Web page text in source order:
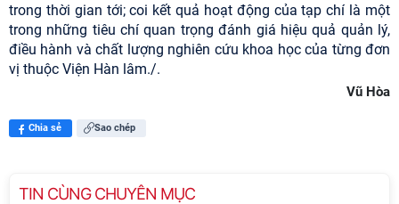
trong thời gian tới; coi kết quả hoạt động của tạp chí là một
trong những tiêu chí quan trọng đánh giá hiệu quả quản lý,
điều hành và chất lượng nghiên cứu khoa học của từng đơn
vị thuộc Viện Hàn lâm./.
Vũ Hòa
Chia sẻ Sao chép
TIN CÙNG CHUYÊN MỤC